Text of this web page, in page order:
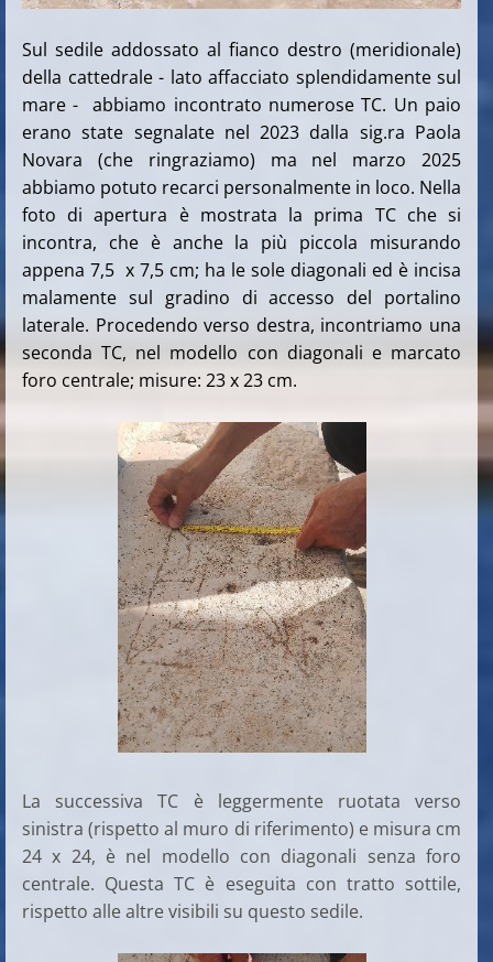
Sul sedile addossato al fianco destro (meridionale)
della cattedrale - lato affacciato splendidamente sul
mare - abbiamo incontrato numerose TC. Un paio
erano state segnalate nel 2023 dalla sig.ra Paola
Novara (che ringraziamo) ma nel marzo 2025
abbiamo potuto recarci personalmente in loco. Nella
foto di apertura è mostrata la prima TC che si
incontra, che è anche la più piccola misurando
appena 7,5 x 7,5 cm; ha le sole diagonali ed è incisa
malamente sul gradino di accesso del portalino
laterale. Procedendo verso destra, incontriamo una
seconda TC, nel modello con diagonali e marcato
foro centrale; misure: 23 x 23 cm.
La successiva TC è leggermente ruotata verso
sinistra (rispetto al muro di riferimento) e misura cm
24 x 24, è nel modello con diagonali senza foro
centrale. Questa TC è eseguita con tratto sottile,
rispetto alle altre visibili su questo sedile.